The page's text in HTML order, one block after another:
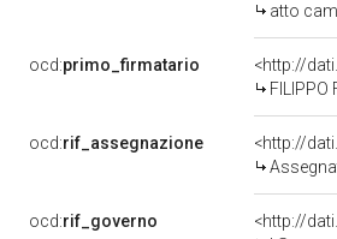
atto
ocd:primo_firmatario
<http://
FILIPPO
ocd:rif_assegnazione
<http://
ocd:rif_governo
<http://